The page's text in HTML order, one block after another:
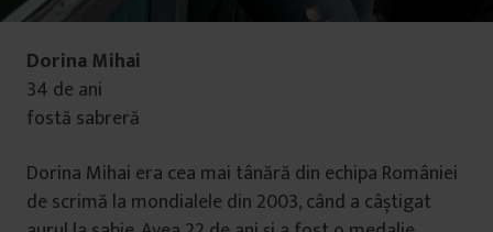
Dorina Mihai
34 de ani
fostă sabreră
Dorina Mihai era cea mai tânără din echipa României
de scrimă la mondialele din 2003, când a câștigat